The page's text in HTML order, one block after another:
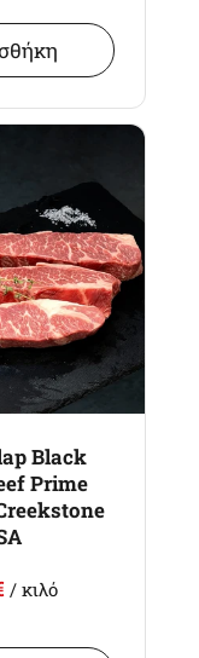
Black
Prime
/ κιλό